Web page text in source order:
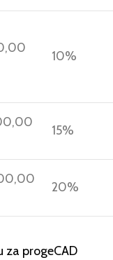
10%
15%
20%
za progeCAD